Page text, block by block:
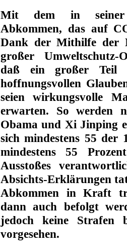
Mit dem in seiner
Abkommen, das auf
Dank der Mithilfe der
großer Umweltschutz-
daß ein großer Teil
hoffnungsvollen
seien wirkungsvolle
erwarten. So werden
Obama und Xi Jinping
sich mindestens 55 der
mindestens 55
Ausstoßes
Absichts-Erklärungen
Abkommen in Kraft
dann auch befolgt
jedoch keine Strafen
vorgesehen.